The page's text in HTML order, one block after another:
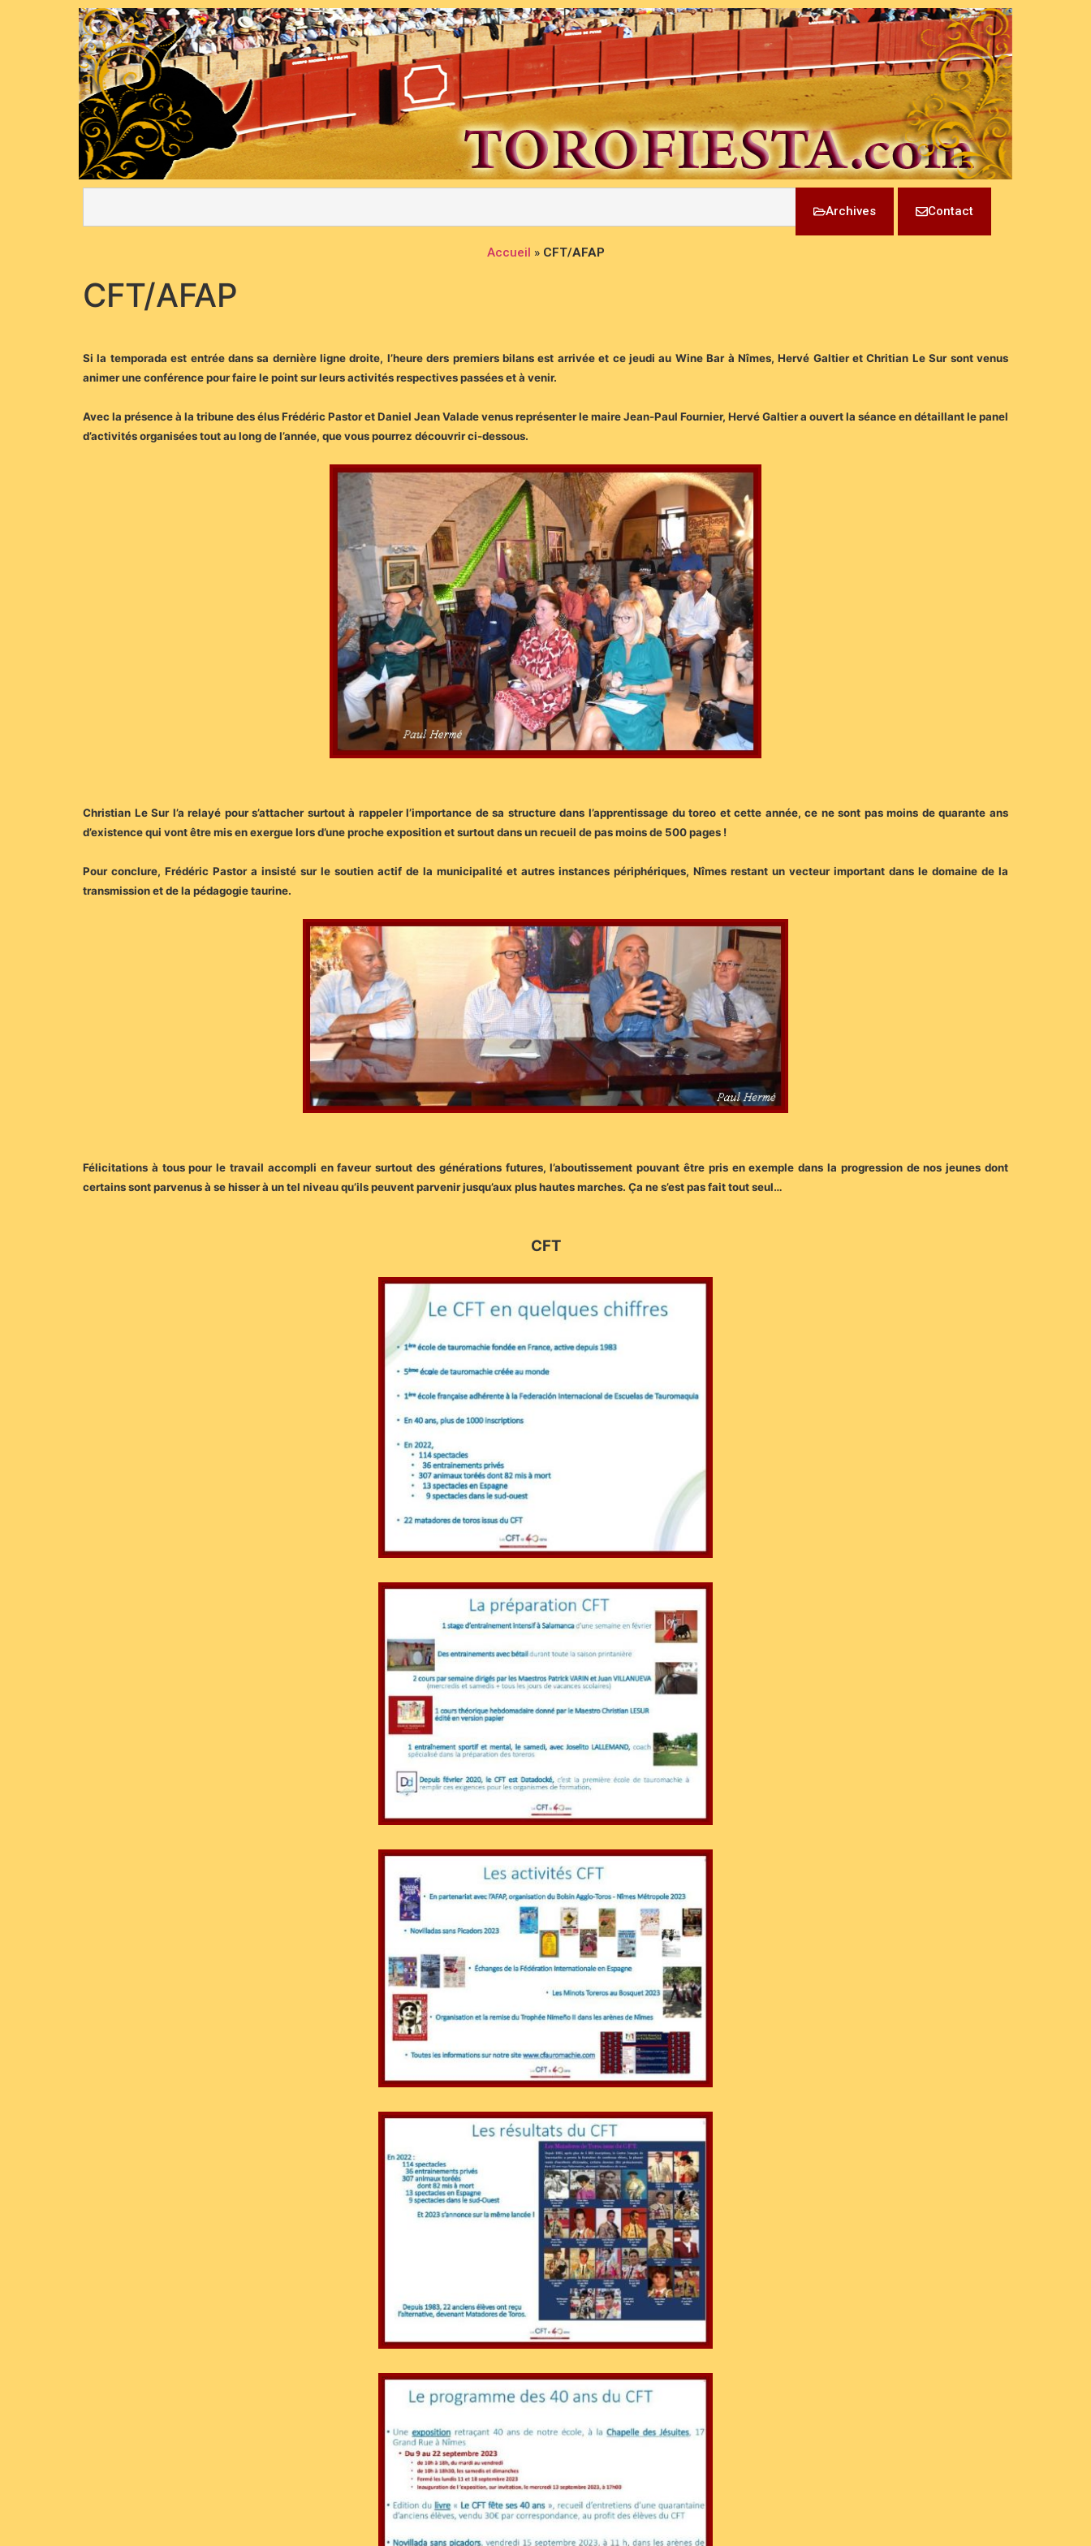
Archives Contact
Accueil » CFT/AFAP
CFT/AFAP
Si la temporada est entrée dans sa dernière ligne droite, l’heure ders premiers bilans est arrivée et ce jeudi au Wine Bar à Nîmes, Hervé Galtier et Chritian Le Sur sont venus
animer une conférence pour faire le point sur leurs activités respectives passées et à venir.
Avec la présence à la tribune des élus Frédéric Pastor et Daniel Jean Valade venus représenter le maire Jean-Paul Fournier, Hervé Galtier a ouvert la séance en détaillant le panel
d’activités organisées tout au long de l’année, que vous pourrez découvrir ci-dessous.
Christian Le Sur l’a relayé pour s’attacher surtout à rappeler l’importance de sa structure dans l’apprentissage du toreo et cette année, ce ne sont pas moins de quarante ans
d’existence qui vont être mis en exergue lors d’une proche exposition et surtout dans un recueil de pas moins de 500 pages !
Pour conclure, Frédéric Pastor a insisté sur le soutien actif de la municipalité et autres instances périphériques, Nîmes restant un vecteur important dans le domaine de la
transmission et de la pédagogie taurine.
Félicitations à tous pour le travail accompli en faveur surtout des générations futures, l’aboutissement pouvant être pris en exemple dans la progression de nos jeunes dont
certains sont parvenus à se hisser à un tel niveau qu’ils peuvent parvenir jusqu’aux plus hautes marches. Ça ne s’est pas fait tout seul…
CFT